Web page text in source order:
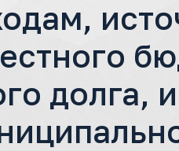
долга,